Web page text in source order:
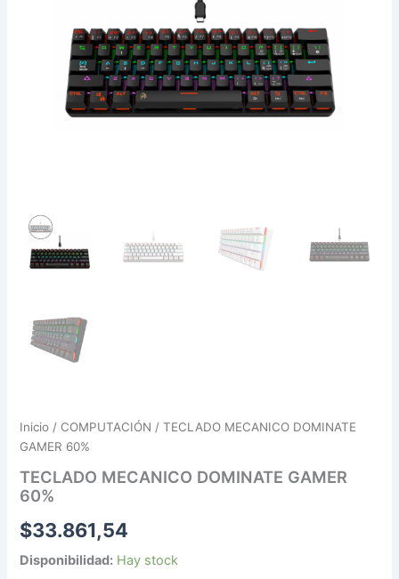
Inicio / COMPUTACIÓN / TECLADO MECANICO DOMINATE
GAMER 60%
TECLADO MECANICO DOMINATE GAMER
60%
$33.861,54
Disponibilidad: Hay stock